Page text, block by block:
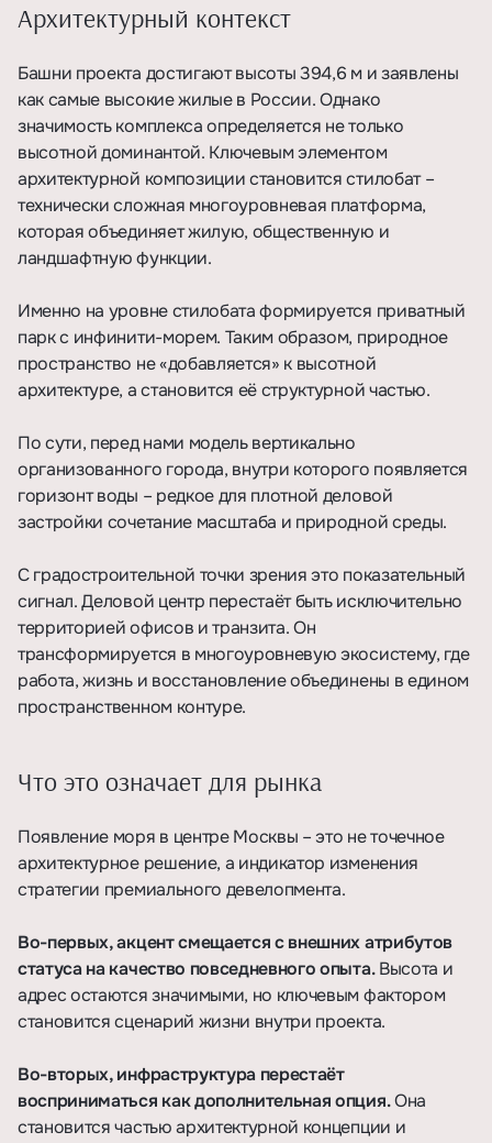
Архитектурный контекст
Башни проекта достигают высоты 394,6 м и заявлены
как самые высокие жилые в России. Однако
значимость комплекса определяется не только
высотной доминантой. Ключевым элементом
архитектурной композиции становится стилобат –
технически сложная многоуровневая платформа,
которая объединяет жилую, общественную и
ландшафтную функции.
Именно на уровне стилобата формируется приватный
парк с инфинити-морем. Таким образом, природное
пространство не «добавляется» к высотной
архитектуре, а становится её структурной частью.
По сути, перед нами модель вертикально
организованного города, внутри которого появляется
горизонт воды – редкое для плотной деловой
застройки сочетание масштаба и природной среды.
С градостроительной точки зрения это показательный
сигнал. Деловой центр перестаёт быть исключительно
территорией офисов и транзита. Он
трансформируется в многоуровневую экосистему, где
работа, жизнь и восстановление объединены в едином
пространственном контуре.
Что это означает для рынка
Появление моря в центре Москвы – это не точечное
архитектурное решение, а индикатор изменения
стратегии премиального девелопмента.
Во-первых, акцент смещается с внешних атрибутов
статуса на качество повседневного опыта.Высота и
адрес остаются значимыми, но ключевым фактором
становится сценарий жизни внутри проекта.
Во-вторых, инфраструктура перестаёт
восприниматься как дополнительная опция.Она
становится частью архитектурной концепции и